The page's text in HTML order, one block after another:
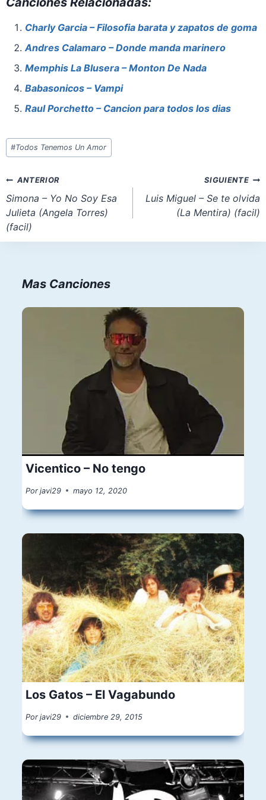
c
e
b
o
o
k
er
e
st
at
s
A
p
p
st
o
d
o
n
ai
l
e
Charly Garcia – Filosofia barata y zapatos de goma
Andres Calamaro – Donde manda marinero
Memphis La Blusera – Monton De Nada
Babasonicos – Vampi
Raul Porchetto – Cancion para todos los dias
Etiquetas
de
entrada:
#Todos Tenemos Un Amor
Navegación
de
entradas
ANTERIOR
Simona – Yo No Soy Esa
Julieta (Angela Torres)
(facil)
SIGUIENTE
Luis Miguel – Se te olvida
(La Mentira) (facil)
Mas Canciones
Vicentico – No tengo
Por javi29 mayo 12, 2020
Los Gatos – El Vagabundo
Por javi29 diciembre 29, 2015